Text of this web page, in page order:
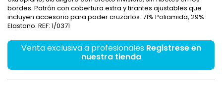
bordes. Patrón con cobertura extra y tirantes ajustables que
incluyen accesorio para poder cruzarlos. 71% Poliamida, 29%
Elastano. REF: 1/0371
Venta exclusiva a profesionales Registrese en
nuestra tienda